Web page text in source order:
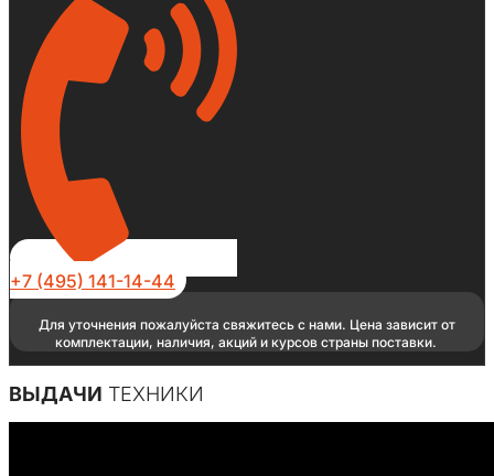
+7 (495) 141-14-44
Для уточнения пожалуйста свяжитесь с нами. Цена зависит от
комплектации, наличия, акций и курсов страны поставки.
ВЫДАЧИ ТЕХНИКИ